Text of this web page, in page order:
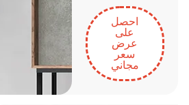
احصل
على
عرض
سعر
مجاني